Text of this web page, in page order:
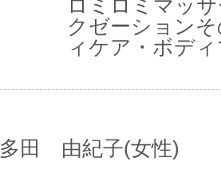
ロミロミマッ
クゼーション
ィケア・ボデ
多田 由紀子(女性)